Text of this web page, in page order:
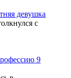
девушка
с
9